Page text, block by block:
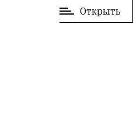
Открыть